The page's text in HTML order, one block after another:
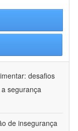
desafios
segurança
de insegurança